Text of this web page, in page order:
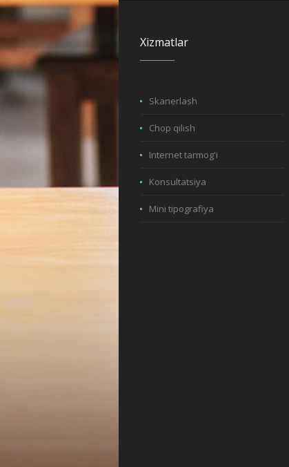
Xizmatlar
Skanerlash
Chop qilish
Internet tarmog'i
Konsultatsiya
Mini tipografiya